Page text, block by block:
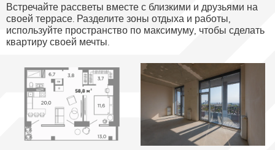
Встречайте рассветы вместе с близкими и друзьями на
своей террасе. Разделите зоны отдыха и работы,
используйте пространство по максимуму, чтобы сделать
квартиру своей мечты.